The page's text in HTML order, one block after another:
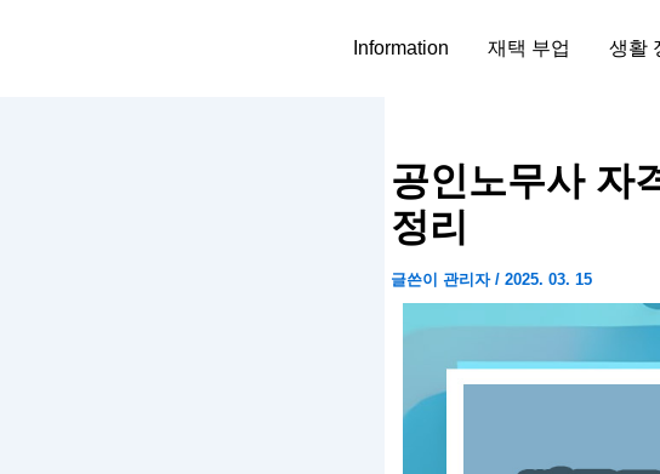
Information 재택 부업 생활
공인노무사 자
정리
글쓴이 관리자 / 2025. 03. 15